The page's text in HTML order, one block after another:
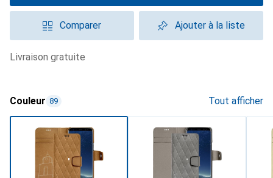
Comparer Ajouter à la liste
livraison gratuite
Couleur 89 Tout afficher